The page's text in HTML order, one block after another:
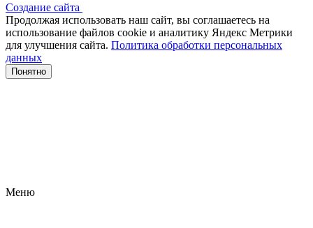
Создание сайта
Продолжая использовать наш сайт, вы соглашаетесь на
использование файлов сооkіе и аналитику Яндекс Метрики
для улучшения сайта. Политика обработки персональных
данных
Понятно
Меню